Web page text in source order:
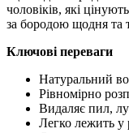
чоловіків, які
за бородою щодня та
Ключові переваги
Натуральний
Рівномірно
Видаляє пил,
Легко лежить у